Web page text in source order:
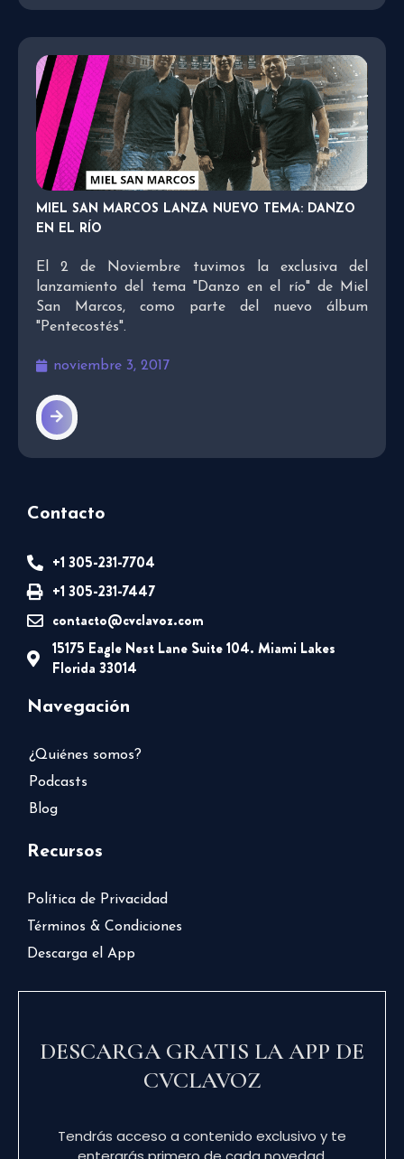
MIEL SAN MARCOS LANZA NUEVO TEMA: DANZO
EN EL RÍO
El 2 de Noviembre tuvimos la exclusiva del
lanzamiento del tema "Danzo en el río" de Miel
San Marcos, como parte del nuevo álbum
"Pentecostés".
noviembre 3, 2017
Contacto
+1 305-231-7704
+1 305-231-7447
contacto@cvclavoz.com
15175 Eagle Nest Lane Suite 104. Miami Lakes
Florida 33014
Navegación
¿Quiénes somos?
Podcasts
Blog
Recursos
Política de Privacidad
Términos & Condiciones
Descarga el App
DESCARGA GRATIS LA APP DE
CVCLAVOZ
Tendrás acceso a contenido exclusivo y te